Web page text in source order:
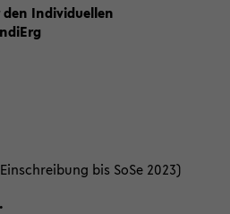
Individuellen
bis SoSe 2023)